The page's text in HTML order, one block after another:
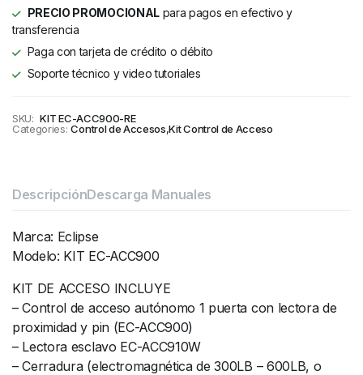
PRECIO PROMOCIONALpara pagos en efectivo y
transferencia
Paga con tarjeta de crédito o débito
Soporte técnico y video tutoriales
SKU: KIT EC-ACC900-RE
Categories: Control de Accesos,Kit Control de Acceso
DescripciónDescarga Manuales
Marca: Eclipse
Modelo: KIT EC-ACC900
KIT DE ACCESO INCLUYE
– Control de acceso autónomo 1 puerta con lectora de
proximidad y pin (EC-ACC900)
– Lectora esclavo EC-ACC910W
– Cerradura (electromagnética de 300LB – 600LB, o